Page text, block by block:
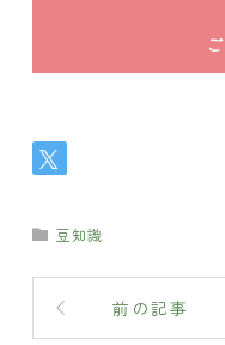
豆知識
前の記事